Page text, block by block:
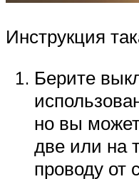
Инструкция
Берите
но вы
две или на
проводу от